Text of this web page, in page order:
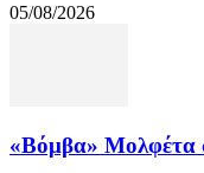
05/08/2026
«Βόμβα» Μολφέτα